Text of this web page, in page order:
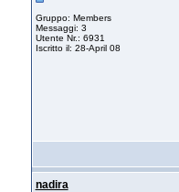
Gruppo: Members
Messaggi: 3
Utente Nr.: 6931
Iscritto il: 28-April 08
nadira